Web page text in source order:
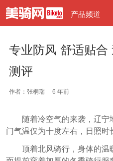
产品频道
专业防风 舒适贴合
测评
作者：张桐瑞 6 年前
随着冷空气的来袭，辽宁
门气温仅为十度左右，日照时
顶着北风骑行，身体的温